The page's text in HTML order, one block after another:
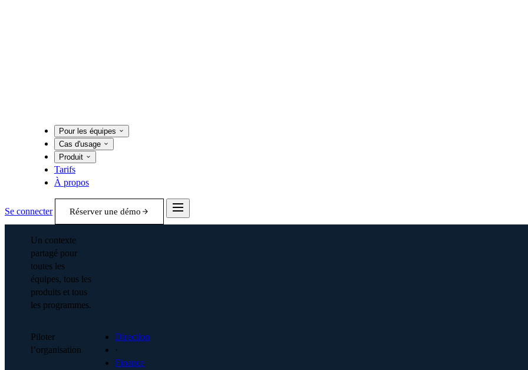
Pour les équipes
Cas d'usage
Produit
Tarifs
À propos
Se connecter Réserver une démo
Un contexte
partagé pour
toutes les
équipes, tous les
produits et tous
les programmes.
Piloter
l’organisation
Direction
·
Finance